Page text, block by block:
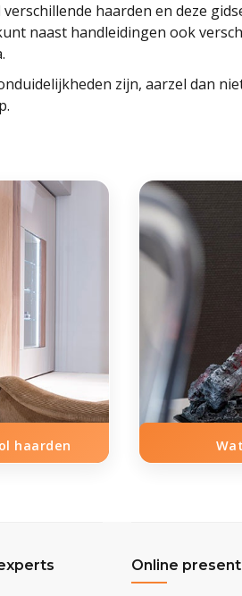
haarden en deze
naast handleidingen ook
zijn, aarzel dan
haarden
Online